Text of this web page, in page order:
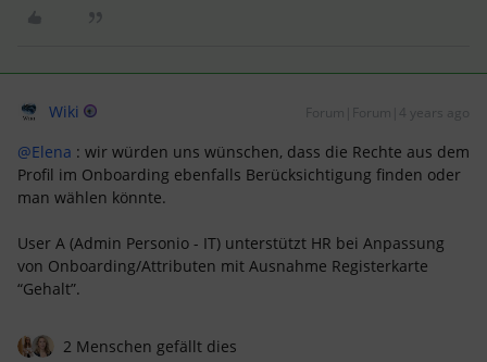
Wiki Forum|Forum|4 years ago
@Elena : wir würden uns wünschen, dass die Rechte aus dem
Profil im Onboarding ebenfalls Berücksichtigung finden oder
man wählen könnte.
User A (Admin Personio - IT) unterstützt HR bei Anpassung
von Onboarding/Attributen mit Ausnahme Registerkarte
“Gehalt”.
2 Menschen gefällt dies